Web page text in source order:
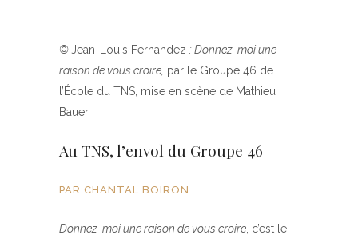
© Jean-Louis Fernandez : Donnez-moi une
raison de vous croire, par le Groupe 46 de
l’École du TNS, mise en scène de Mathieu
Bauer
Au TNS, l’envol du Groupe 46
PAR CHANTAL BOIRON
Donnez-moi une raison de vous croire , c’est le